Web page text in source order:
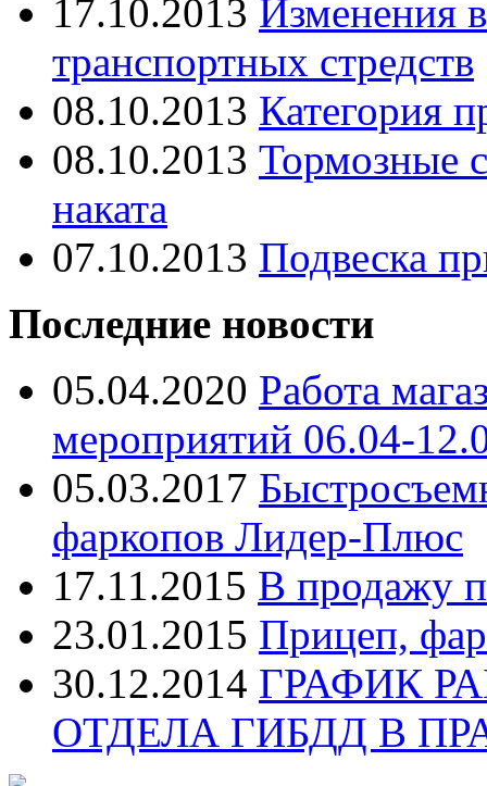
17.10.2013 Изменения
транспортных стредств
08.10.2013 Категория
08.10.2013 Тормозные
наката
07.10.2013 Подвеска
Последние новости
05.04.2020 Работа
мероприятий 06.04-
05.03.2017
фаркопов Лидер-Плюс
17.11.2015 В продажу
23.01.2015 Прицеп,
30.12.2014 ГРАФИК
ОТДЕЛА ГИБДД В